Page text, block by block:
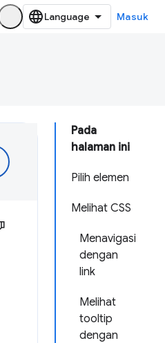
Masuk
Pada
halaman ini
Pilih elemen
Melihat CSS
Menavigasi
dengan
link
Melihat
tooltip
dengan